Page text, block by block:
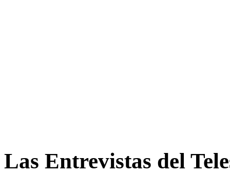
Las Entrevistas del